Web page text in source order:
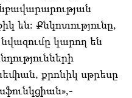
են: Քնկոտությունը,
նվազումը կարող են
քրոնիկ սթրեսը